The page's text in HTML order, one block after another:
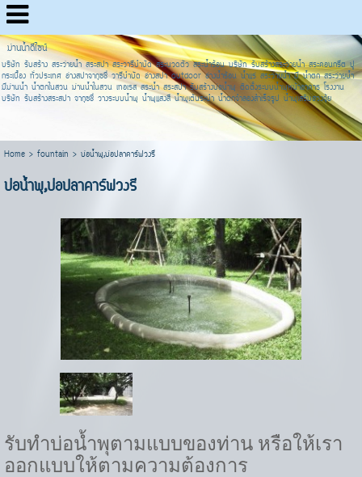
ม่านน้ำดีไซน์
บริษัท รับสร้าง สระว่ายน้ำ สระสปา สระวารีบำบัด สระนวดตัว สระน้ำร้อน บริษัท รับสร้างสระว่ายน้ำ สระคอนกรีต ปู
กระเบื้อง ทั่วประเทศ อ่างสปาจากุซชี่ วารีบำบัด อ่างสปา outdoor อ่างน้ำร้อน น้ำแร่ สระว่ายน้ำ มี น้ำตก สระว่ายน้ำ
มีม่านน้ำ น้ำตกในสวน ม่านน้ำในสวน เทอเรส สระน้ำ สระสปา รับสร้างบ่อน้ำพุ ติดตั้งระบบน้ำพุหน้าอาคาร โรงงาน
บริษัท รับสร้างสระสปา จากุซชี่ วางระบบน้ำพุ น้ำพุแสงสี น้ำพุเต้นระบำ น้ำตกจำลองสำเร็จรูป น้ำพุเสริมฮวงจุ้ย
Home> fountain > บ่อน้ำพุ,บ่อปลาคาร์ฟวงรี
บ่อน้ำพุ,บ่อปลาคาร์ฟวงรี
รับทำบ่อน้ำพุตามแบบของท่าน หรือให้เรา
ออกแบบให้ตามความต้องการ